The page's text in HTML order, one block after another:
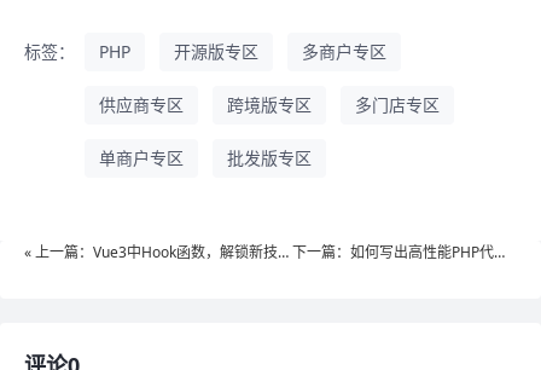
标签： PHP 开源版专区 多商户专区
供应商专区 跨境版专区 多门店专区
单商户专区 批发版专区
« 上一篇：Vue3中Hook函数，解锁新技
下一篇：如何写出高性能PHP代